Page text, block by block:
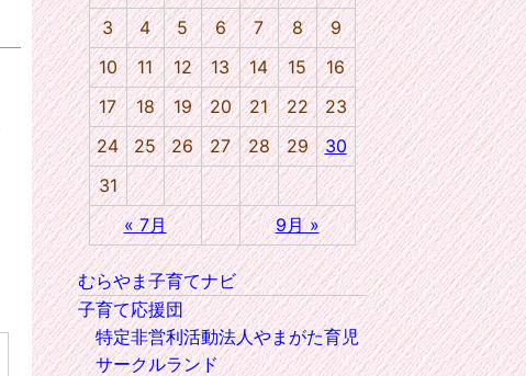
3
4 5 6 7 8
9
10
11 12 13 14 15
16
17
18 19 20 21 22
23
24
25 26 27 28 29
30
31
« 7月
9月 »
むらやま子育てナビ
子育て応援団
特定非営利活動法人やまがた育児
サークルランド